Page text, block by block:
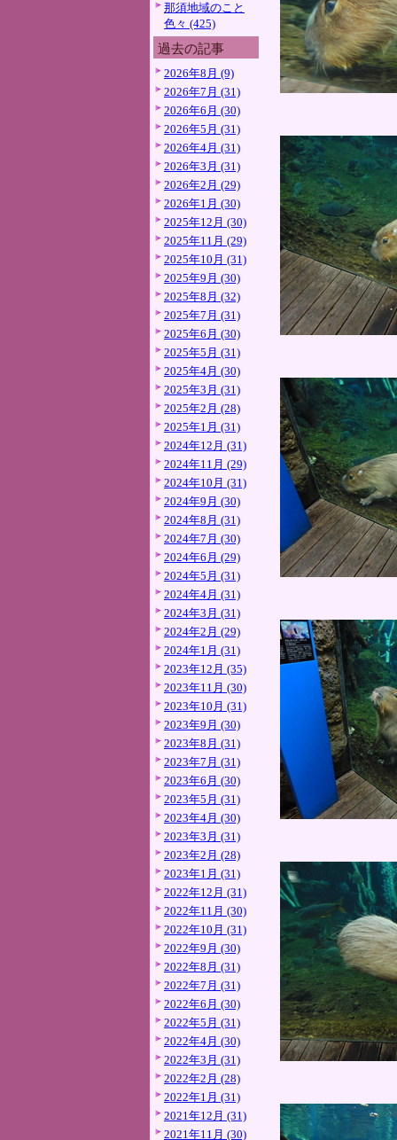
那須地域のこと
色々 (425)
過去の記事
2026年8月 (9)
2026年7月 (31)
2026年6月 (30)
2026年5月 (31)
2026年4月 (31)
2026年3月 (31)
2026年2月 (29)
2026年1月 (30)
2025年12月 (30)
2025年11月 (29)
2025年10月 (31)
2025年9月 (30)
2025年8月 (32)
2025年7月 (31)
2025年6月 (30)
2025年5月 (31)
2025年4月 (30)
2025年3月 (31)
2025年2月 (28)
2025年1月 (31)
2024年12月 (31)
2024年11月 (29)
2024年10月 (31)
2024年9月 (30)
2024年8月 (31)
2024年7月 (30)
2024年6月 (29)
2024年5月 (31)
2024年4月 (31)
2024年3月 (31)
2024年2月 (29)
2024年1月 (31)
2023年12月 (35)
2023年11月 (30)
2023年10月 (31)
2023年9月 (30)
2023年8月 (31)
2023年7月 (31)
2023年6月 (30)
2023年5月 (31)
2023年4月 (30)
2023年3月 (31)
2023年2月 (28)
2023年1月 (31)
2022年12月 (31)
2022年11月 (30)
2022年10月 (31)
2022年9月 (30)
2022年8月 (31)
2022年7月 (31)
2022年6月 (30)
2022年5月 (31)
2022年4月 (30)
2022年3月 (31)
2022年2月 (28)
2022年1月 (31)
2021年12月 (31)
2021年11月 (30)